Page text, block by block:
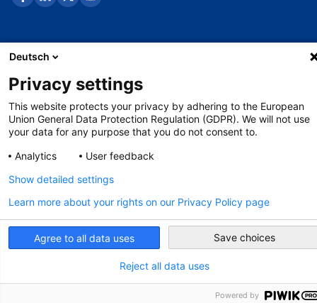
Datenschutzerklärung
Impressum
Whistleblowing-Verfahren
© Copyright - 2026 AHK
Deutsch
Privacy settings
This website protects your privacy by adhering to the European
Union General Data Protection Regulation (GDPR). We will not use
your data for any purpose that you do not consent to.
Analytics
User feedback
Agree to all data uses
Reject all data uses
Show detailed settings
Learn more about your rights on our Privacy Policy page
Save choices
Powered by